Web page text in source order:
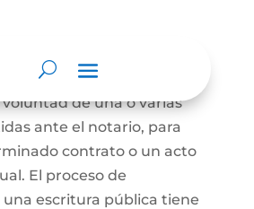
que contiene la
de una o varias
ante el notario, para
contrato o un acto
El proceso de
una escritura pública tiene